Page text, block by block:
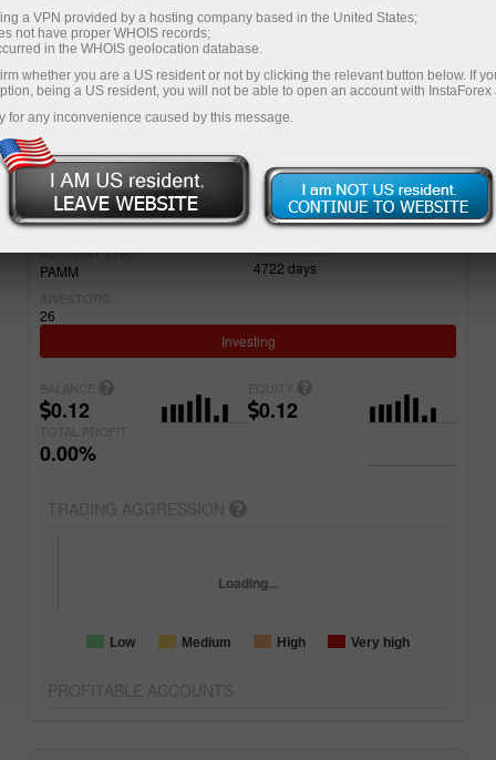
ڈیمو اکاؤنٹ کھولیں
Simple Advanced
ACCOUNT
5068505
PROJECT NAME
Microrisk-copy
ACCOUNT TYPE
PAMM
REGISTERED
4722 days
26
Investing
0.12 0.12
0.00%
Low Medium High Very high
Loading...
a VPN provided by a hosting company based in the United States;
not have proper WHOIS records;
in the WHOIS geolocation database.
whether you are a US resident or not by clicking the relevant button below. If
being a US resident, you will not be able to open an account with InstaForex
for any inconvenience caused by this message.